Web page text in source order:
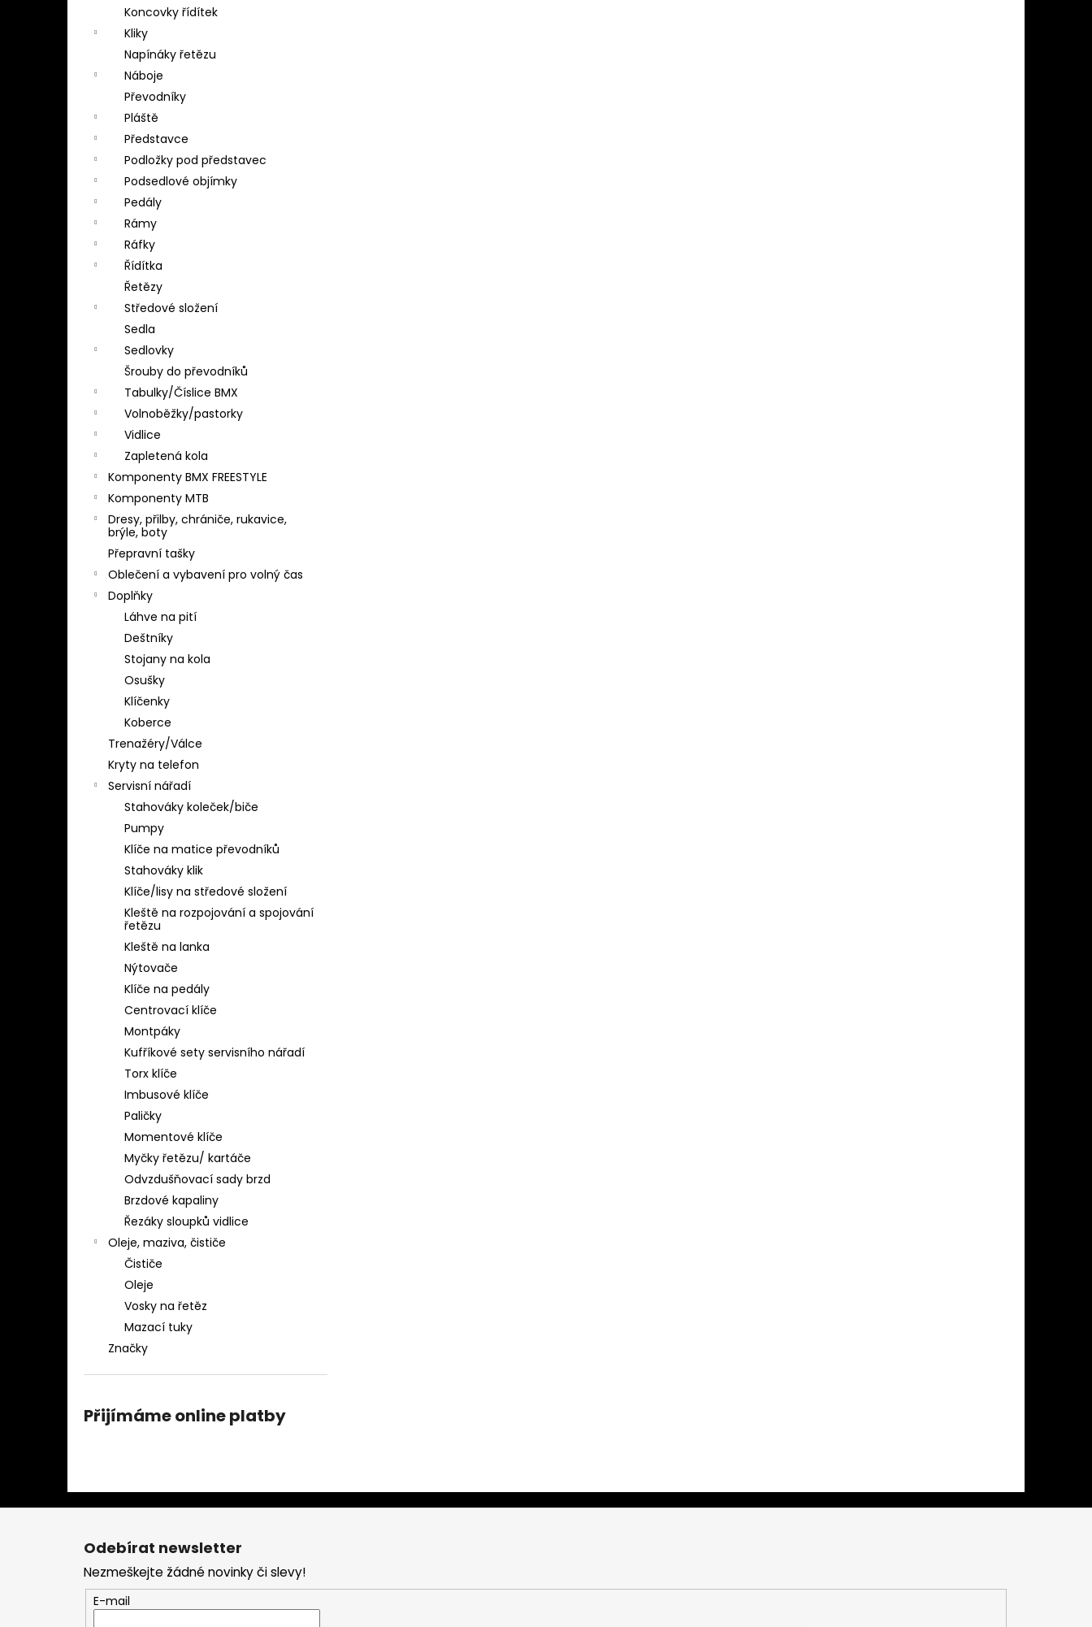
Koncovky řídítek
Kliky
Napínáky řetězu
Náboje
Převodníky
Pláště
Představce
Podložky pod představec
Podsedlové objímky
Pedály
Rámy
Ráfky
Řídítka
Řetězy
Středové složení
Sedla
Sedlovky
Šrouby do převodníků
Tabulky/Číslice BMX
Volnoběžky/pastorky
Vidlice
Zapletená kola
Komponenty BMX FREESTYLE
Komponenty MTB
Dresy, přilby, chrániče, rukavice,
brýle, boty
Přepravní tašky
Oblečení a vybavení pro volný čas
Doplňky
Láhve na pití
Deštníky
Stojany na kola
Osušky
Klíčenky
Koberce
Trenažéry/Válce
Kryty na telefon
Servisní nářadí
Stahováky koleček/biče
Pumpy
Klíče na matice převodníků
Stahováky klik
Klíče/lisy na středové složení
Kleště na rozpojování a spojování
řetězu
Kleště na lanka
Nýtovače
Klíče na pedály
Centrovací klíče
Montpáky
Kufříkové sety servisního nářadí
Torx klíče
Imbusové klíče
Paličky
Momentové klíče
Myčky řetězu/ kartáče
Odvzdušňovací sady brzd
Brzdové kapaliny
Řezáky sloupků vidlice
Oleje, maziva, čističe
Čističe
Oleje
Vosky na řetěz
Mazací tuky
Značky
Přijímáme online platby
Z
Odebírat newsletter
Nezmeškejte žádné novinky či slevy!
E-mail